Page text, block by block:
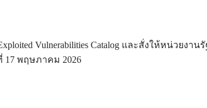
Vulnerabilities Catalog และสั่งให้หน่วยงา
พฤษภาคม 2026